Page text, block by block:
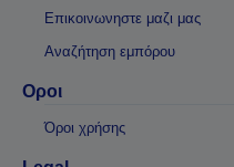
Επικοινωνηστε μαζι μας
Αναζήτηση εμπόρου
Οροι
Όροι χρήσης